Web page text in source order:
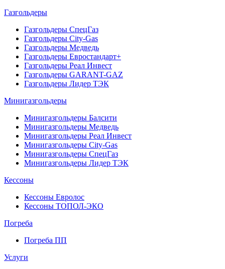
Газгольдеры
Газгольдеры СпецГаз
Газгольдеры City-Gas
Газгольдеры Медведь
Газгольдеры Евростандарт+
Газгольдеры Реал Инвест
Газгольдеры GARANT-GAZ
Газгольдеры Лидер ТЭК
Минигазгольдеры
Минигазгольдеры Балсити
Минигазгольдеры Медведь
Минигазгольдеры Реал Инвест
Минигазгольдеры City-Gas
Минигазгольдеры СпецГаз
Минигазгольдеры Лидер ТЭК
Кессоны
Кессоны Евролос
Кессоны ТОПОЛ-ЭКО
Погребa
Погреба ПП
Услуги